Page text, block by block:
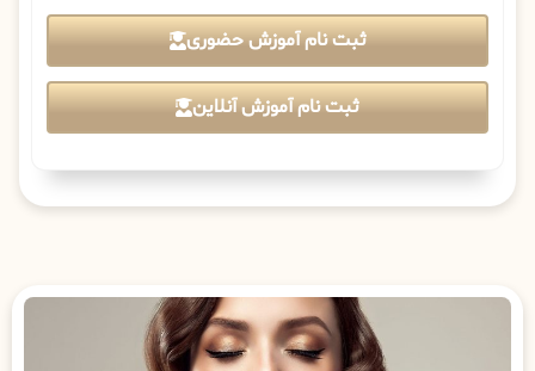
ثبت نام آموزش حضوری
ثبت نام آموزش آنلاین